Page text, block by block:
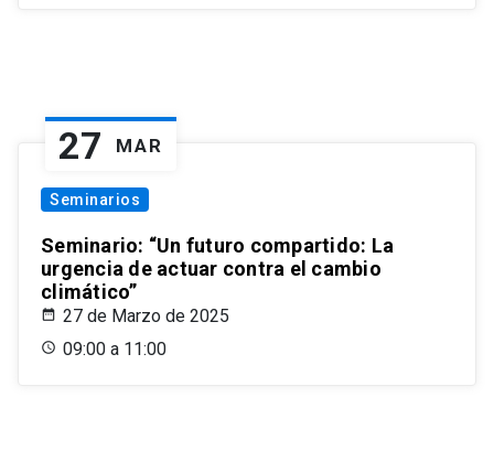
27 MAR
Seminarios
Seminario: “Un futuro compartido: La
urgencia de actuar contra el cambio
climático”
27 de Marzo de 2025
09:00 a 11:00